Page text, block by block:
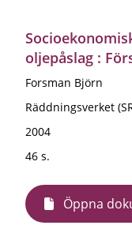
oljepåslag :
Forsman Björn
Räddningsverket
2004
46 s.
Öppna